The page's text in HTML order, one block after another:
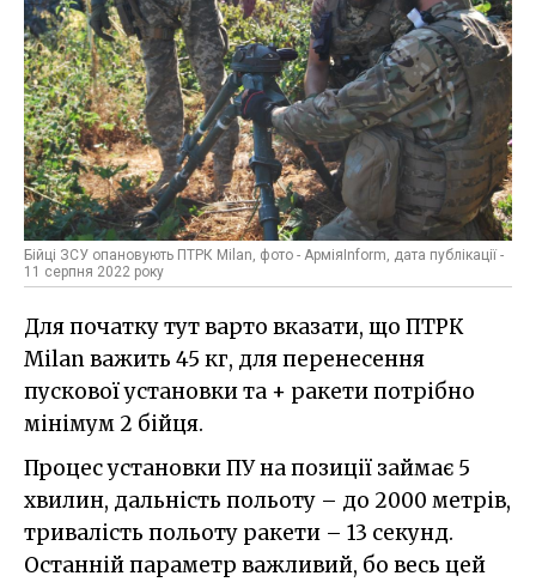
Бійці ЗСУ опановують ПТРК Milan, фото - АрміяInform, дата публікації -
11 серпня 2022 року
Для початку тут варто вказати, що ПТРК
Milan важить 45 кг, для перенесення
пускової установки та + ракети потрібно
мінімум 2 бійця.
Процес установки ПУ на позиції займає 5
хвилин, дальність польоту – до 2000 метрів,
тривалість польоту ракети – 13 секунд.
Останній параметр важливий, бо весь цей